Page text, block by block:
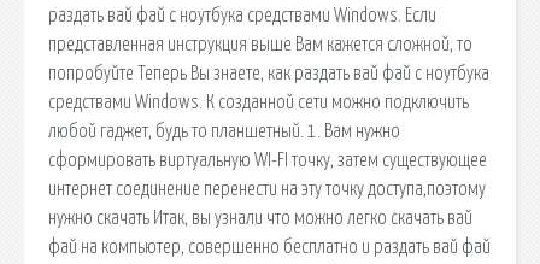
раздать вай фай с ноутбука средствами Windows. Если
представленная инструкция выше Вам кажется сложной, то
попробуйте Теперь Вы знаете, как раздать вай фай с ноутбука
средствами Windows. К созданной сети можно подключить
любой гаджет, будь то планшетный. 1. Вам нужно
сформировать виртуальную WI-FI точку, затем существующее
интернет соединение перенести на эту точку доступа,поэтому
нужно скачать Итак, вы узнали что можно легко скачать вай
фай на компьютер, совершенно бесплатно и раздать вай фай